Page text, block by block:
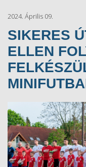
2024. Április 09.
SIKERES
ELLEN